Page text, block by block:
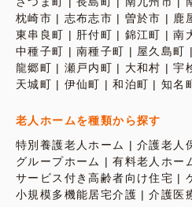
枕崎市
志布志市 曽於市 鹿
東串良町
肝付町 錦江町 南
中種子町
南種子町 屋久島町
龍郷町
瀬戸内町 大和村 宇
天城町
伊仙町 和泊町 知名
老人ホームを種類から探す
特別養護老人ホーム
介護老人
グループホーム
有料老人ホー
サービス付き高齢者向け住宅
小規模多機能居宅介護
介護医